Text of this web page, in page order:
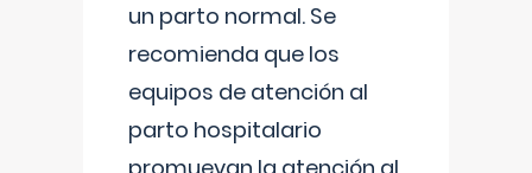
un parto normal. Se
recomienda que los
equipos de atención al
parto hospitalario